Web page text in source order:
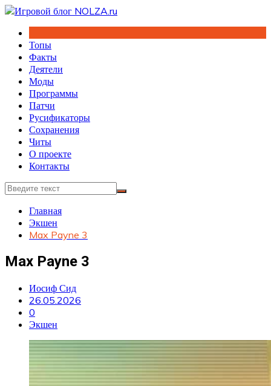
Перейти
содержимому
Топы
Факты
Деятели
Моды
Программы
Патчи
Русификаторы
Сохранения
Читы
О проекте
Контакты
Главная
Экшен
Max Payne 3
Max Payne 3
Иосиф Сид
26.05.2026
0
Экшен